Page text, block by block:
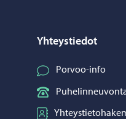
Yhteystiedot
Porvoo-info